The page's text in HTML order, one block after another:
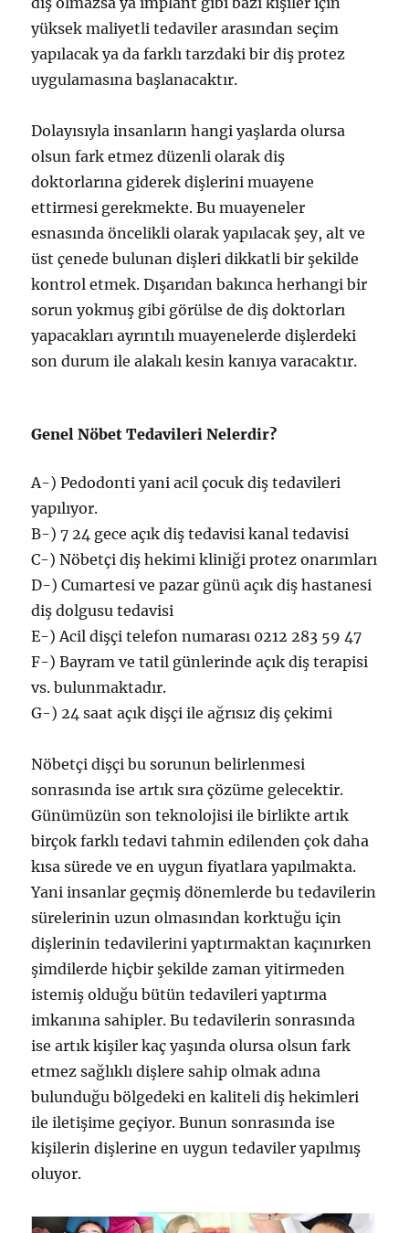
yüksek maliyetli tedaviler arasından seçim
yapılacak ya da farklı tarzdaki bir diş protez
uygulamasına başlanacaktır.
Dolayısıyla insanların hangi yaşlarda olursa
olsun fark etmez düzenli olarak diş
doktorlarına giderek dişlerini muayene
ettirmesi gerekmekte. Bu muayeneler
esnasında öncelikli olarak yapılacak şey, alt ve
üst çenede bulunan dişleri dikkatli bir şekilde
kontrol etmek. Dışarıdan bakınca herhangi bir
sorun yokmuş gibi görülse de diş doktorları
yapacakları ayrıntılı muayenelerde dişlerdeki
son durum ile alakalı kesin kanıya varacaktır.
Genel Nöbet Tedavileri Nelerdir?
A-) Pedodonti yani acil çocuk diş tedavileri
yapılıyor.
B-) 7 24 gece açık diş tedavisi kanal tedavisi
C-) Nöbetçi diş hekimi kliniği protez onarımları
D-) Cumartesi ve pazar günü açık diş hastanesi
diş dolgusu tedavisi
E-) Acil dişçi telefon numarası 0212 283 59 47
F-) Bayram ve tatil günlerinde açık diş terapisi
vs. bulunmaktadır.
G-) 24 saat açık dişçi ile ağrısız diş çekimi
Nöbetçi dişçi bu sorunun belirlenmesi
sonrasında ise artık sıra çözüme gelecektir.
Günümüzün son teknolojisi ile birlikte artık
birçok farklı tedavi tahmin edilenden çok daha
kısa sürede ve en uygun fiyatlara yapılmakta.
Yani insanlar geçmiş dönemlerde bu tedavilerin
sürelerinin uzun olmasından korktuğu için
dişlerinin tedavilerini yaptırmaktan kaçınırken
şimdilerde hiçbir şekilde zaman yitirmeden
istemiş olduğu bütün tedavileri yaptırma
imkanına sahipler. Bu tedavilerin sonrasında
ise artık kişiler kaç yaşında olursa olsun fark
etmez sağlıklı dişlere sahip olmak adına
bulunduğu bölgedeki en kaliteli diş hekimleri
ile iletişime geçiyor. Bunun sonrasında ise
kişilerin dişlerine en uygun tedaviler yapılmış
oluyor.